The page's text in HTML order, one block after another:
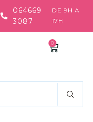
064669
3087
DE 9H A
17H
0